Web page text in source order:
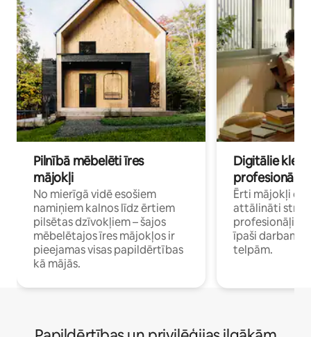
Pilnībā mēbelēti īres
mājokļi
No mierīgā vidē esošiem
namiņiem kalnos līdz ērtiem
pilsētas dzīvokļiem – šajos
mēbelētajos īres mājokļos ir
pieejamas visas papildērtības
kā mājās.
Digitālie
profesionāļi
Ērti mājokļi
attālināti
īpaši darbam
telpām.